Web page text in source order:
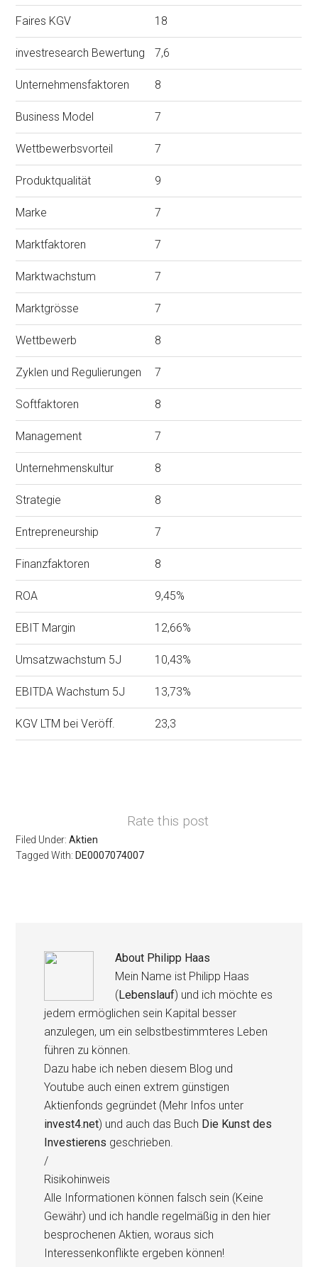
Faires KGV 18
investresearch Bewertung 7,6
Unternehmensfaktoren 8
Business Model 7
Wettbewerbsvorteil 7
Produktqualität 9
Marke 7
Marktfaktoren 7
Marktwachstum 7
Marktgrösse 7
Wettbewerb 8
Zyklen und Regulierungen 7
Softfaktoren 8
Management 7
Unternehmenskultur 8
Strategie 8
Entrepreneurship 7
Finanzfaktoren 8
ROA 9,45%
EBIT Margin 12,66%
Umsatzwachstum 5J 10,43%
EBITDA Wachstum 5J 13,73%
KGV LTM bei Veröff. 23,3
Rate this post
Filed Under:Aktien
Tagged With: DE0007074007
About Philipp Haas
Mein Name ist Philipp Haas
(Lebenslauf) und ich möchte es
jedem ermöglichen sein Kapital besser
anzulegen, um ein selbstbestimmteres Leben
führen zu können.
Dazu habe ich neben diesem Blog und
Youtube auch einen extrem günstigen
Aktienfonds gegründet (Mehr Infos unter
invest4.net) und auch das Buch Die Kunst des
Investierens geschrieben.
/
Risikohinweis
Alle Informationen können falsch sein (Keine
Gewähr) und ich handle regelmäßig in den hier
besprochenen Aktien, woraus sich
Interessenkonflikte ergeben können!